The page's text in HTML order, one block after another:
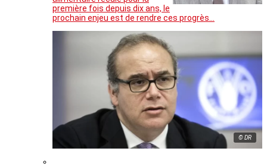
première fois depuis dix ans, le
prochain enjeu est de rendre ces progrès…
© DR